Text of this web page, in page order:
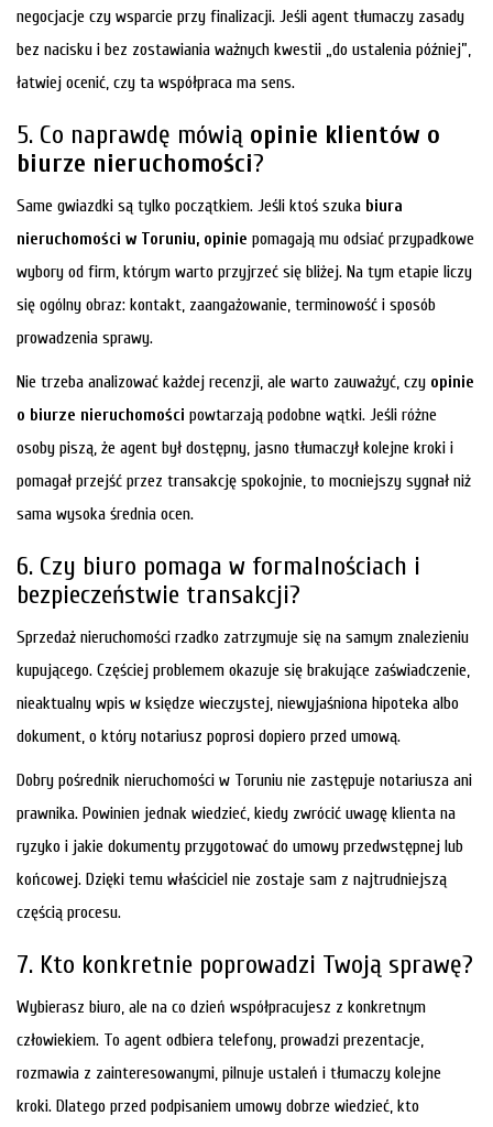
negocjacje czy wsparcie przy finalizacji. Jeśli agent tłumaczy zasady
bez nacisku i bez zostawiania ważnych kwestii „do ustalenia później”,
łatwiej ocenić, czy ta współpraca ma sens.
5. Co naprawdę mówią opinie klientów o
biurze nieruchomości?
Same gwiazdki są tylko początkiem. Jeśli ktoś szuka biura
nieruchomości w Toruniu, opinie pomagają mu odsiać przypadkowe
wybory od firm, którym warto przyjrzeć się bliżej. Na tym etapie liczy
się ogólny obraz: kontakt, zaangażowanie, terminowość i sposób
prowadzenia sprawy.
Nie trzeba analizować każdej recenzji, ale warto zauważyć, czy opinie
o biurze nieruchomości powtarzają podobne wątki. Jeśli różne
osoby piszą, że agent był dostępny, jasno tłumaczył kolejne kroki i
pomagał przejść przez transakcję spokojnie, to mocniejszy sygnał niż
sama wysoka średnia ocen.
6. Czy biuro pomaga w formalnościach i
bezpieczeństwie transakcji?
Sprzedaż nieruchomości rzadko zatrzymuje się na samym znalezieniu
kupującego. Częściej problemem okazuje się brakujące zaświadczenie,
nieaktualny wpis w księdze wieczystej, niewyjaśniona hipoteka albo
dokument, o który notariusz poprosi dopiero przed umową.
Dobry pośrednik nieruchomości w Toruniu nie zastępuje notariusza ani
prawnika. Powinien jednak wiedzieć, kiedy zwrócić uwagę klienta na
ryzyko i jakie dokumenty przygotować do umowy przedwstępnej lub
końcowej. Dzięki temu właściciel nie zostaje sam z najtrudniejszą
częścią procesu.
7. Kto konkretnie poprowadzi Twoją sprawę?
Wybierasz biuro, ale na co dzień współpracujesz z konkretnym
człowiekiem. To agent odbiera telefony, prowadzi prezentacje,
rozmawia z zainteresowanymi, pilnuje ustaleń i tłumaczy kolejne
kroki. Dlatego przed podpisaniem umowy dobrze wiedzieć, kto